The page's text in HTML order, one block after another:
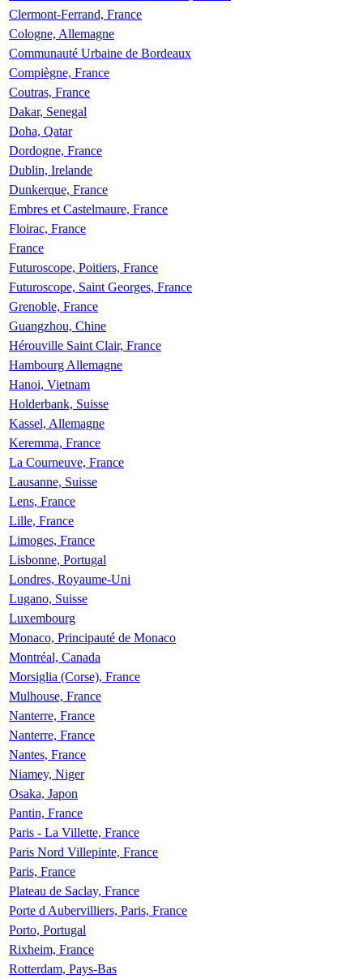
Clermont-Ferrand, France
Cologne, Allemagne
Communauté Urbaine de Bordeaux
Compiègne, France
Coutras, France
Dakar, Senegal
Doha, Qatar
Dordogne, France
Dublin, Irelande
Dunkerque, France
Embres et Castelmaure, France
Floirac, France
France
Futuroscope, Poitiers, France
Futuroscope, Saint Georges, France
Grenoble, France
Guangzhou, Chine
Hérouville Saint Clair, France
Hambourg Allemagne
Hanoi, Vietnam
Holderbank, Suisse
Kassel, Allemagne
Keremma, France
La Courneuve, France
Lausanne, Suisse
Lens, France
Lille, France
Limoges, France
Lisbonne, Portugal
Londres, Royaume-Uni
Lugano, Suisse
Luxembourg
Monaco, Principauté de Monaco
Montréal, Canada
Morsiglia (Corse), France
Mulhouse, France
Nanterre, France
Nanterre, France
Nantes, France
Niamey, Niger
Osaka, Japon
Pantin, France
Paris - La Villette, France
Paris Nord Villepinte, France
Paris, France
Plateau de Saclay, France
Porte d Aubervilliers, Paris, France
Porto, Portugal
Rixheim, France
Rotterdam, Pays-Bas